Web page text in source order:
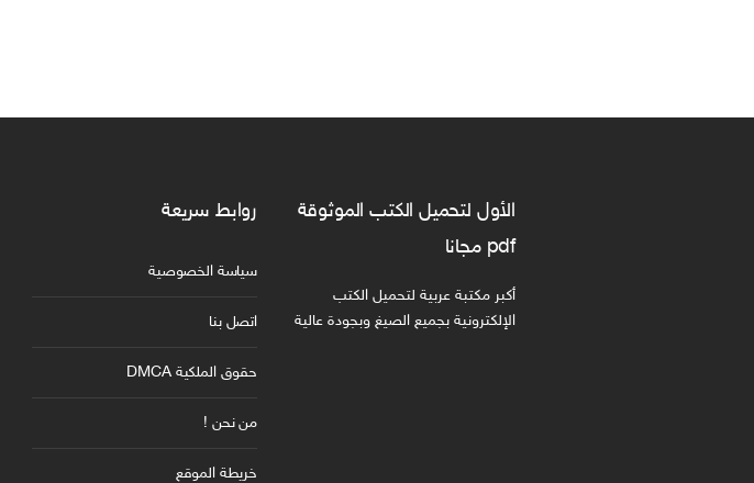
الأول لتحميل الكتب الموثوقة
pdf مجانا
أكبر مكتبة عربية لتحميل الكتب
الإلكترونية بجميع الصيغ وبجودة عالية
روابط سريعة
سياسة الخصوصية
اتصل بنا
حقوق الملكية DMCA
من نحن !
خريطة الموقع